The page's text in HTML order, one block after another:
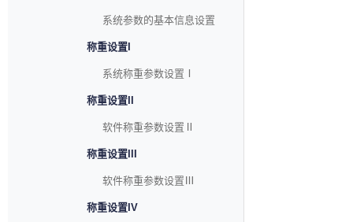
系统参数的基本信息设置
称重设置I
系统称重参数设置Ⅰ
称重设置II
软件称重参数设置Ⅱ
称重设置III
软件称重参数设置Ⅲ
称重设置IV